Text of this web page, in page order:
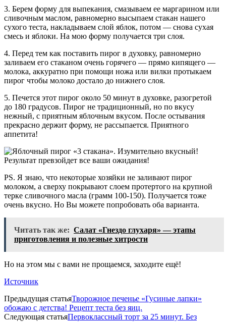
3. Берем форму для выпекания, смазываем ее маргарином или
сливочным маслом, равномерно высыпаем стакан нашего
сухого теста, накладываем слой яблок, потом — снова сухая
смесь и яблоки. На мою форму получается три слоя.
4. Перед тем как поставить пирог в духовку, равномерно
заливаем его стаканом очень горячего — прямо кипящего —
молока, аккуратно при помощи ножа или вилки протыкаем
пирог чтобы молоко достало до нижнего слоя.
5. Печется этот пирог около 50 минут в духовке, разогретой
до 180 градусов. Пирог не традиционный, но по вкусу
нежный, с приятным яблочным вкусом. После остывания
прекрасно держит форму, не рассыпается. Приятного
аппетита!
PS. Я знаю, что некоторые хозяйки не заливают пирог
молоком, а сверху покрывают слоем протертого на крупной
терке сливочного масла (грамм 100-150). Получается тоже
очень вкусно. Но Вы можете попробовать оба варианта.
Читать так же: Салат «Гнездо глухаря» — этапы
приготовления и полезные хитрости
Но на этом мы с вами не прощаемся, заходите ещё!
Источник
Предыдущая статьяТворожное печенье «Гусиные лапки»
обожаю с детства! Рецепт теста без яиц.
Следующая статьяПервоклассный торт за 25 минут. Без